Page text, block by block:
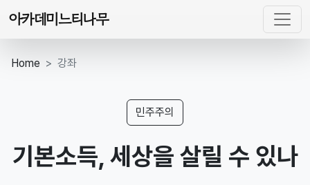
아카데미느티나무
Home 강좌
민주주의
기본소득, 세상을 살릴 수 있나